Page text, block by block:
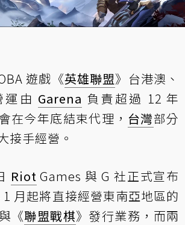
遊戲《英雄聯盟》台港澳、
運由 Garena 負責超過 12 年
在今年底結束代理， 台灣部分
接手經營。
Riot Games 與 G 社正式宣布
月起將直接經營東南亞地區的
《聯盟戰棋》發行業務，而兩